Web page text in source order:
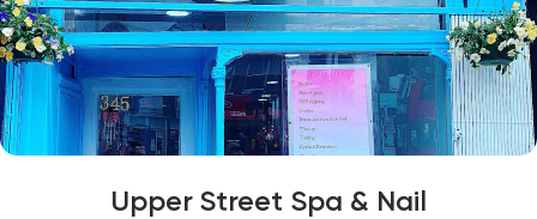
Upper Street Spa & Nail